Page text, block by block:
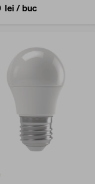
lei/ buc